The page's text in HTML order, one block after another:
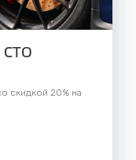
СТО
скидкой 20% на